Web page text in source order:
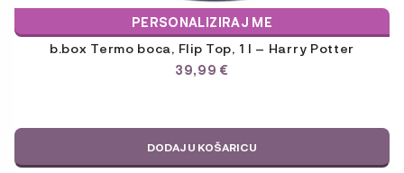
PERSONALIZIRAJ ME
b.box Termo boca, Flip Top, 1 l – Harry Potter
39,99€
DODAJ U KOŠARICU